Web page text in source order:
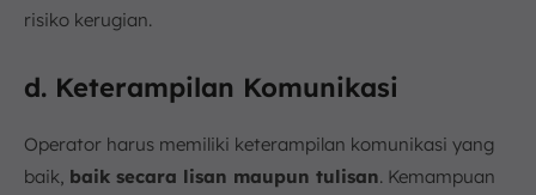
risiko kerugian.
d. Keterampilan Komunikasi
Operator harus memiliki keterampilan komunikasi yang
baik, baik secara lisan maupun tulisan. Kemampuan